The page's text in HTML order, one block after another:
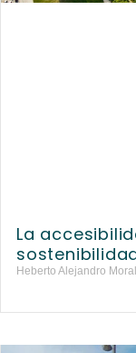
La
Heberto Alejandro